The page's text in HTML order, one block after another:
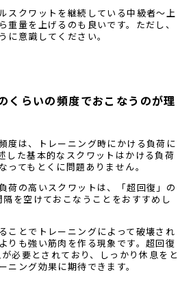
スクワットを継続している中級者〜上
重量を上げるのも良いです。ただし、
に意識してください。
くらいの頻度でおこなうのが理
度は、トレーニング時にかける負荷に
した基本的なスクワットはかける負荷
ってもとくに問題ありません。
荷の高いスクワットは、「超回復」の
を空けておこなうことをおすすめし
ことでトレーニングによって破壊され
りも強い筋肉を作る現象です。超回復
必要とされており、しっかり休息をと
ニング効果に期待できます。